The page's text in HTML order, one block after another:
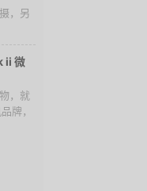
，另
ii 微
，就
牌，